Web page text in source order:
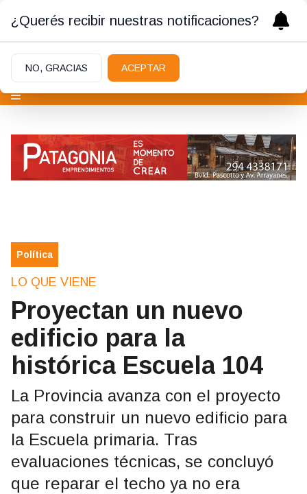
Política
LO QUE VIENE
Proyectan un nuevo
edificio para la
histórica Escuela 104
La Provincia avanza con el proyecto
para construir un nuevo edificio para
la Escuela primaria. Tras
evaluaciones técnicas, se concluyó
que reparar el techo ya no era
¿Querés recibir nuestras notificaciones?
NO, GRACIAS ACEPTAR